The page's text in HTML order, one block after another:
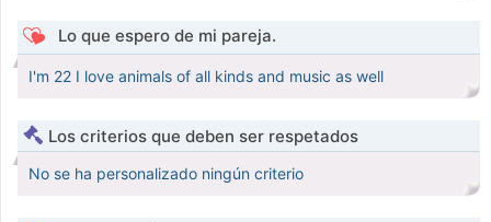
Lo que espero de mi pareja.
I'm 22 I love animals of all kinds and music as well
Los criterios que deben ser respetados
No se ha personalizado ningún criterio